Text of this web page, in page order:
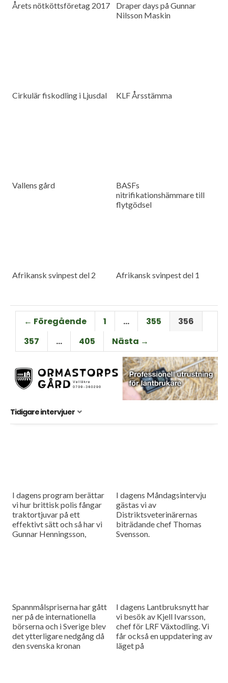
Årets nötköttsföretag 2017
Draper days på Gunnar
Nilsson Maskin
Cirkulär fiskodling i Ljusdal KLF Årsstämma
Vallens gård
BASFs
nitrifikationshämmare till
flytgödsel
Afrikansk svinpest del 2 Afrikansk svinpest del 1
← Föregående 1 … 355
356
357
… 405 Nästa →
Tidigare intervjuer
I dagens program berättar
vi hur brittisk polis fångar
traktortjuvar på ett
effektivt sätt och så har vi
Gunnar Henningsson,
I dagens Måndagsintervju
gästas vi av
Distriktsveterinärernas
biträdande chef Thomas
Svensson.
Spannmålspriserna har gått
ner på de internationella
börserna och i Sverige blev
det ytterligare nedgång då
den svenska kronan
I dagens Lantbruksnytt har
vi besök av Kjell Ivarsson,
chef för LRF Växtodling. Vi
får också en uppdatering av
läget på